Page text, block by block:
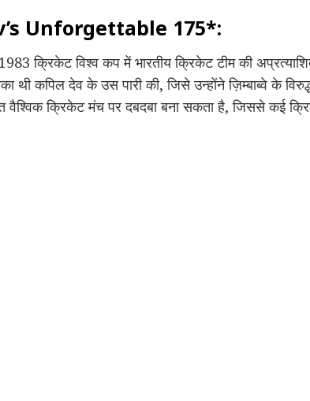
Unforgettable 175*:
क्रिकेट विश्व कप में भारतीय क्रिकेट टीम की
थी कपिल देव के उस पारी की, जिसे उन्होंने ज़िम्बाब्वे के
वैश्विक क्रिकेट मंच पर दबदबा बना सकता है, जिससे कई